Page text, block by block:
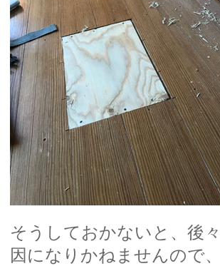
そうしておかないと、後
因になりかねませんので